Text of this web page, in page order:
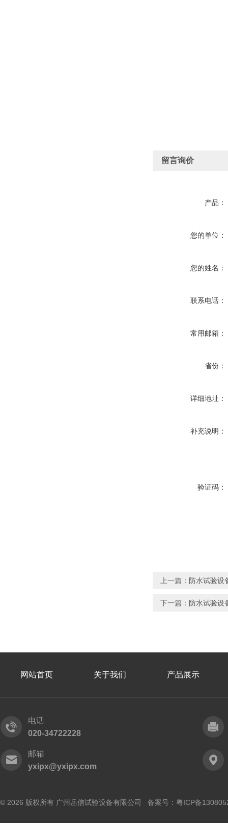
留言询价
产品：
您的单位：
您的姓名：
联系电话：
常用邮箱：
省份：
详细地址：
补充说明：
验证码：
上一篇： 防水试验设
下一篇： 防水试验设
网站首页 关于我们 产品展示
电话
020-34722228
邮箱
yxipx@yxipx.com
© 2026 版权所有 广州岳信试验设备有限公司 备案号： 粤ICP备